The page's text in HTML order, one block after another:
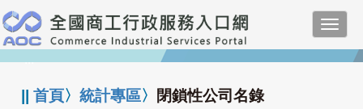
跳
到
主
要
:::
||首頁〉統計專區〉 閉鎖性公司名錄